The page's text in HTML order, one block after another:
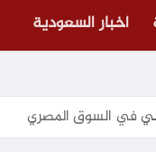
أخبار السعودية
في السوق المصري